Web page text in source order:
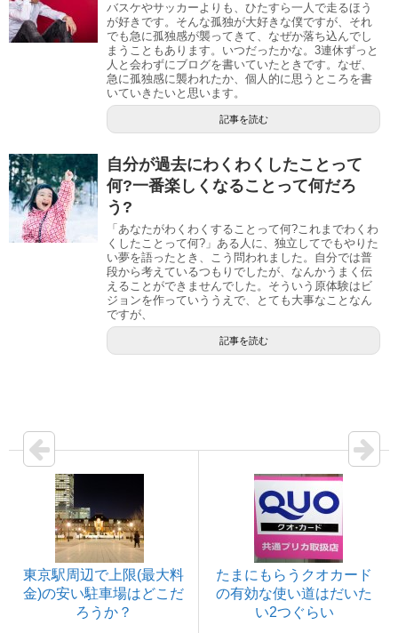
バスケやサッカーよりも、ひたすら一人で走るほう
が好きです。そんな孤独が大好きな僕ですが、それ
でも急に孤独感が襲ってきて、なぜか落ち込んでし
まうこともあります。いつだったかな。3連休ずっと
人と会わずにブログを書いていたときです。なぜ、
急に孤独感に襲われたか、個人的に思うところを書
いていきたいと思います。
記事を読む
自分が過去にわくわくしたことって
何?一番楽しくなることって何だろ
う?
「あなたがわくわくすることって何?これまでわくわ
くしたことって何?」ある人に、独立してでもやりた
い夢を語ったとき、こう問われました。自分では普
段から考えているつもりでしたが、なんかうまく伝
えることができませんでした。そういう原体験はビ
ジョンを作っていううえで、とても大事なことなん
ですが、
記事を読む
東京駅周辺で上限(最大料
金)の安い駐車場はどこだ
ろうか？
たまにもらうクオカード
の有効な使い道はだいた
い2つぐらい